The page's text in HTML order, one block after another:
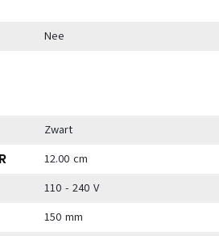
Nee
Zwart
12.00 cm
110 - 240 V
150 mm